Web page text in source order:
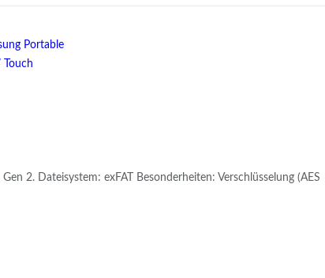
2. Dateisystem: exFAT Besonderheiten: Verschlüsselung (AES